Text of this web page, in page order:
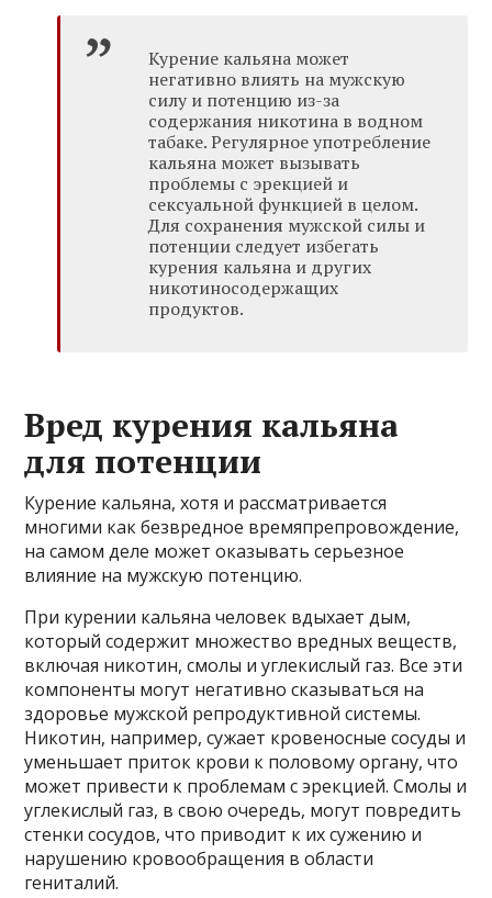
Курение кальяна может
негативно влиять на мужскую
силу и потенцию из-за
содержания никотина в водном
табаке. Регулярное употребление
кальяна может вызывать
проблемы с эрекцией и
сексуальной функцией в целом.
Для сохранения мужской силы и
потенции следует избегать
курения кальяна и других
никотиносодержащих
продуктов.
Вред курения кальяна
для потенции
Курение кальяна, хотя и рассматривается
многими как безвредное времяпрепровождение,
на самом деле может оказывать серьезное
влияние на мужскую потенцию.
При курении кальяна человек вдыхает дым,
который содержит множество вредных веществ,
включая никотин, смолы и углекислый газ. Все эти
компоненты могут негативно сказываться на
здоровье мужской репродуктивной системы.
Никотин, например, сужает кровеносные сосуды и
уменьшает приток крови к половому органу, что
может привести к проблемам с эрекцией. Смолы и
углекислый газ, в свою очередь, могут повредить
стенки сосудов, что приводит к их сужению и
нарушению кровообращения в области
гениталий.